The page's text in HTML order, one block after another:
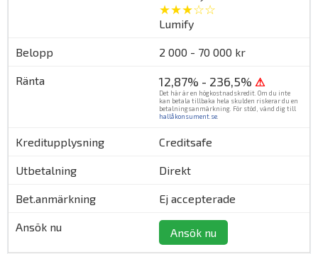
★★★☆☆
Lumify
2 000 - 70 000 kr
12,87% - 236,5% ⚠
Det här är en högkostnadskredit. Om du inte
kan betala tillbaka hela skulden riskerar du en
betalningsanmärkning. För stöd, vänd dig till
hallåkonsument.se
Creditsafe
Direkt
Ej accepterade
Ansök nu